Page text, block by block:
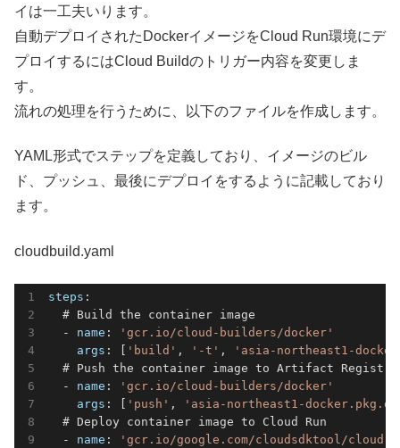
イは一工夫いります。
自動デプロイされたDockerイメージをCloud Run環境にデ
プロイするにはCloud Buildのトリガー内容を変更しま
す。
流れの処理を行うために、以下のファイルを作成します。
YAML形式でステップを定義しており、イメージのビル
ド、プッシュ、最後にデプロイをするように記載しており
ます。
cloudbuild.yaml
steps :
# Build the container image
- name :
'gcr.io/cloud-builders/docker'
args : [ 'build' , '-t' ,
'asia-northeast1-
# Push the container image to Artifact Registry
- name :
'gcr.io/cloud-builders/docker'
args : [ 'push' ,
'asia-northeast1-
# Deploy container image to Cloud Run
- name :
'gcr.io/google.com/cloudsdktool/cloud-